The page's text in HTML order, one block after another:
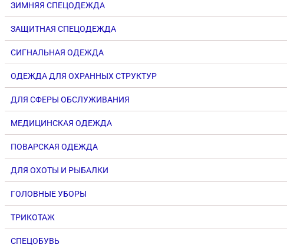
ЗИМНЯЯ СПЕЦОДЕЖДА
ЗАЩИТНАЯ СПЕЦОДЕЖДА
СИГНАЛЬНАЯ ОДЕЖДА
ОДЕЖДА ДЛЯ ОХРАННЫХ СТРУКТУР
ДЛЯ СФЕРЫ ОБСЛУЖИВАНИЯ
МЕДИЦИНСКАЯ ОДЕЖДА
ПОВАРСКАЯ ОДЕЖДА
ДЛЯ ОХОТЫ И РЫБАЛКИ
ГОЛОВНЫЕ УБОРЫ
ТРИКОТАЖ
СПЕЦОБУВЬ